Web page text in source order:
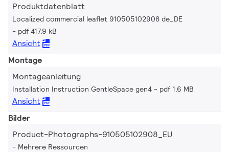
Produktdatenblatt
Localized commercial leaflet 910505102908 de_DE
pdf 417.9 kB
Ansicht
Montage
Montageanleitung
Installation Instruction GentleSpace gen4 pdf 1.6 MB
Ansicht
Bilder
Product-Photographs-910505102908_EU
Mehrere Ressourcen